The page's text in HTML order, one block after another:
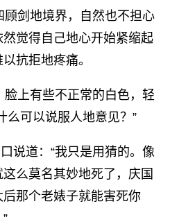
剑地境界，自然也不担心
觉得自己地心开始紧缩起
抗拒地疼痛。
上有些不正常的白色，轻
么可以说服人地意见？”
说道：“我只是用猜的。像
么莫名其妙地死了，庆国
那个老婊子就能害死你